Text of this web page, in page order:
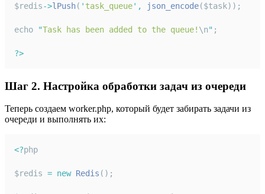
$redis->lPush( ' task_queue' , json_encode($task));
echo "Task has been added to the queue! \n" ;
?>
Шаг 2. Настройка обработки задач из очереди
Теперь создаем worker.php, который будет забирать задачи из
очереди и выполнять их:
<?php
$redis = new Redis ();